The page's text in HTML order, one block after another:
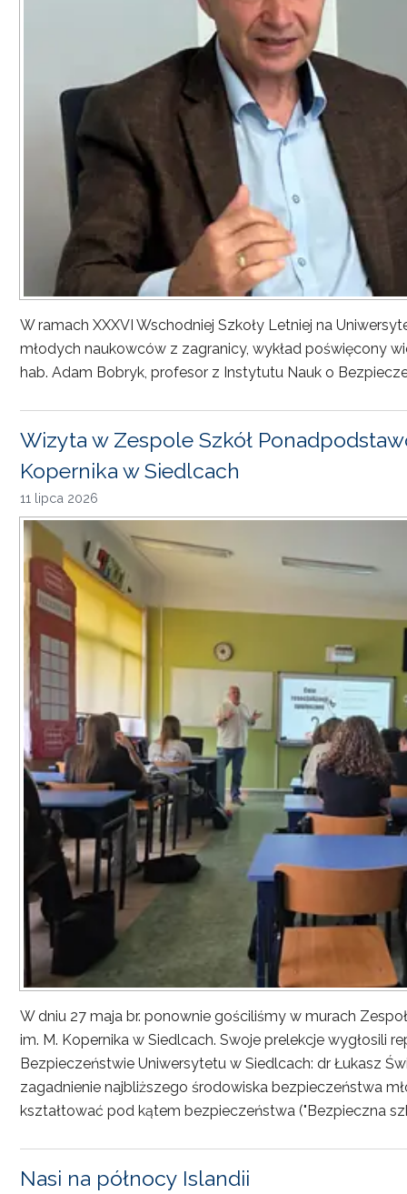
W ramach XXXVI Wschodniej Szkoły Letniej na
młodych naukowców z zagranicy, wykład poświęcony
hab. Adam Bobryk, profesor z Instytutu Nauk o
Wizyta w Zespole Szkół
Kopernika w Siedlcach
11 lipca 2026
W dniu 27 maja br. ponownie gościliśmy w murach
im. M. Kopernika w Siedlcach. Swoje prelekcje wygłosili
Bezpieczeństwie Uniwersytetu w Siedlcach: dr Łukasz
zagadnienie najbliższego środowiska bezpieczeństwa
kształtować pod kątem bezpieczeństwa ("Bezpieczna
Nasi na północy Islandii